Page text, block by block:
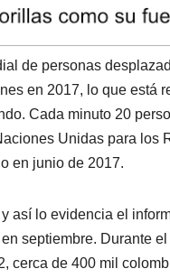
de personas
en 2017, lo que está
Cada minuto 20
Unidas para los
en junio de 2017.
así lo evidencia el
septiembre. Durante
cerca de 400 mil